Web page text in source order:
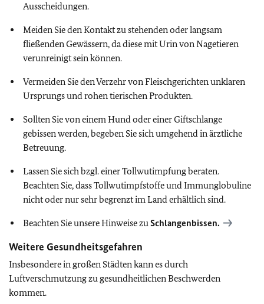
Ausscheidungen.
Meiden Sie den Kontakt zu stehenden oder langsam
fließenden Gewässern, da diese mit Urin von Nagetieren
verunreinigt sein können.
Vermeiden Sie den Verzehr von Fleischgerichten unklaren
Ursprungs und rohen tierischen Produkten.
Sollten Sie von einem Hund oder einer Giftschlange
gebissen werden, begeben Sie sich umgehend in ärztliche
Betreuung.
Lassen Sie sich bzgl. einer Tollwutimpfung beraten.
Beachten Sie, dass Tollwutimpfstoffe und Immunglobuline
nicht oder nur sehr begrenzt im Land erhältlich sind.
Beachten Sie unsere Hinweise zuSchlangenbissen.
Weitere Gesundheitsgefahren
Insbesondere in großen Städten kann es durch
Luftverschmutzung zu gesundheitlichen Beschwerden
kommen.